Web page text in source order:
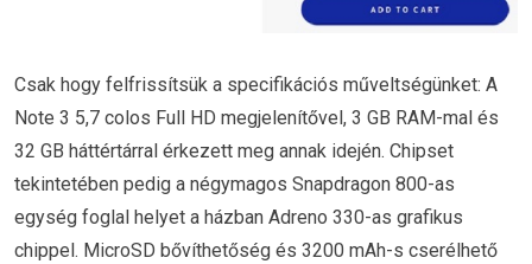
Csak hogy felfrissítsük a specifikációs műveltségünket: A
Note 3 5,7 colos Full HD megjelenítővel, 3 GB RAM-mal és
32 GB háttértárral érkezett meg annak idején. Chipset
tekintetében pedig a négymagos Snapdragon 800-as
egység foglal helyet a házban Adreno 330-as grafikus
chippel. MicroSD bővíthetőség és 3200 mAh-s cserélhető